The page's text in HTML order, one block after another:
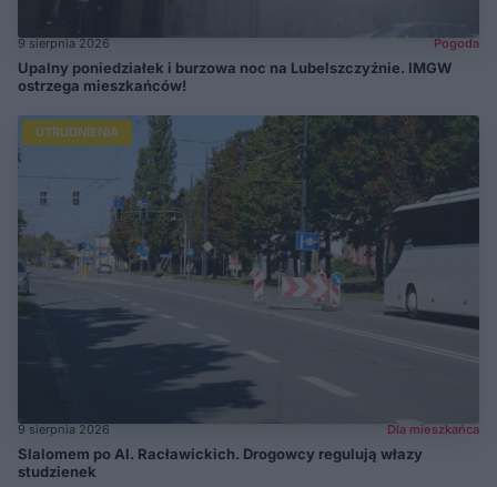
9 sierpnia 2026 Pogoda
Upalny poniedziałek i burzowa noc na Lubelszczyźnie. IMGW
ostrzega mieszkańców!
UTRUDNIENIA
9 sierpnia 2026 Dla mieszkańca
Slalomem po Al. Racławickich. Drogowcy regulują włazy
studzienek